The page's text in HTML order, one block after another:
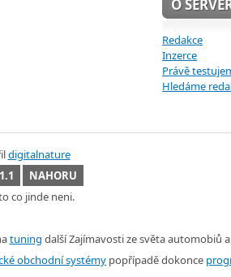
O
Redakce
Inzerce
Právě
Hledáme
digitalnature
NAHORU
co jinde neni.
tuning další Zajímavosti ze světa automobiů
obchodní systémy popřípadě dokonce